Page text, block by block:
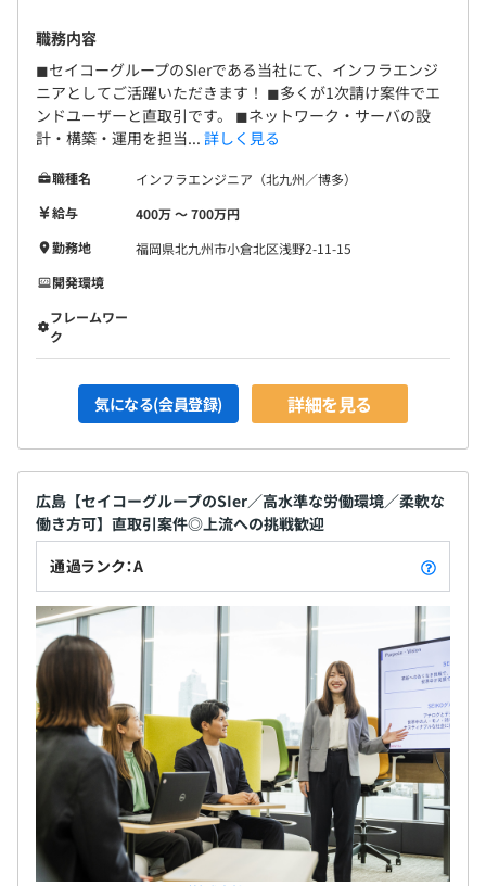
職務内容
◼︎セイコーグループのSIerである当社にて、インフラエンジ
ニアとしてご活躍いただきます！ ◼︎多くが1次請け案件でエ
ンドユーザーと直取引です。 ◼︎ネットワーク・サーバの設
計・構築・運用を担当... 詳しく見る
職種名
インフラエンジニア（北九州／博多）
給与
400万 〜 700万円
勤務地
福岡県北九州市小倉北区浅野2-11-15
開発環境
フレームワー
ク
気になる(会員登録) 詳細を見る
広島【セイコーグループのSIer／高水準な労働環境／柔軟な
働き方可】直取引案件◎上流への挑戦歓迎
通過ランク：A